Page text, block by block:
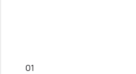
01